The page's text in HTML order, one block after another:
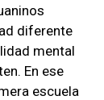
diferente
mental
En ese
escuela